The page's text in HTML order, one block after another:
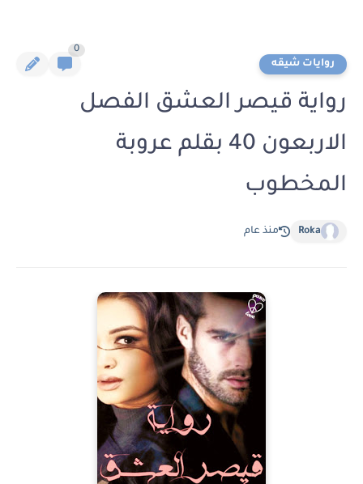
روايات شيقه
0
رواية قيصر العشق الفصل
الاربعون 40 بقلم عروبة
المخطوب
Roka منذ عام